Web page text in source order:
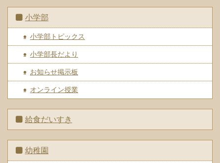
小学部
小学部トピックス
小学部長だより
お知らせ掲示板
オンライン授業
給食だいすき
幼稚園